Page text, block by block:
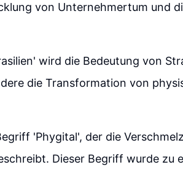
von Unternehmertum und
wird die Bedeutung von
die Transformation von
'Phygital', der die
Dieser Begriff wurde zu